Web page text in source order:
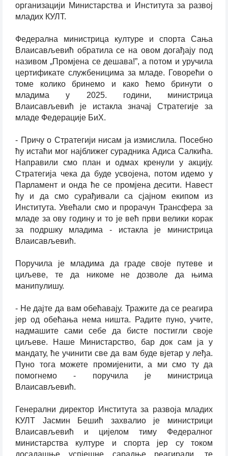
организацији Министарства и Института за развој
младих КУЛТ.
Федерална министрица културе и спорта Сања
Влаисављевић обратила се на овом догађају под
називом „Промјена се дешава!”, а потом и уручила
цертификате службеницима за младе. Говорећи о
томе колико бринемо и како ћемо бринути о
младима у 2025. години, министрица
Влаисављевић је истакла значај Стратегије за
младе Федерације БиХ.
- Причу о Стратегији нисам ја измислила. Посебно
ћу истаћи мог најближег сурадника Адиса Салкића.
Направили смо план и одмах кренули у акцију.
Стратегија чека да буде усвојена, потом идемо у
Парламент и онда ће се промјена десити. Навест
ћу и да смо сурађивали са сјајном екипом из
Института. Увећали смо и прорачун Трансфера за
младе за ову годину и то је већ први велики корак
за подршку младима - истакла је министрица
Влаисављевић.
Поручила је младима да граде своје путеве и
циљеве, те да никоме не дозволе да њима
манипулишу.
- Не дајте да вам обећавају. Тражите да се реагира
јер од обећања нема ништа. Радите пуно, учите,
надмашите сами себе да бисте постигли своје
циљеве. Наше Министарство, бар док сам ја у
мандату, ће учинити све да вам буде вјетар у леђа.
Пуно тога можете промијенити, а ми смо ту да
помогнемо - поручила је министрица
Влаисављевић.
Генерални директор Института за развоја младих
КУЛТ Јасмин Бешић захвалио је министрици
Влаисављевић и цијелом тиму Федералног
министарства културе и спорта јер су током
досадашње успјешне сарадње реагирали, те